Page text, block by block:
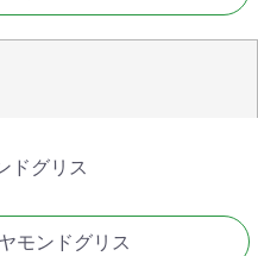
ドグリス
モンドグリス